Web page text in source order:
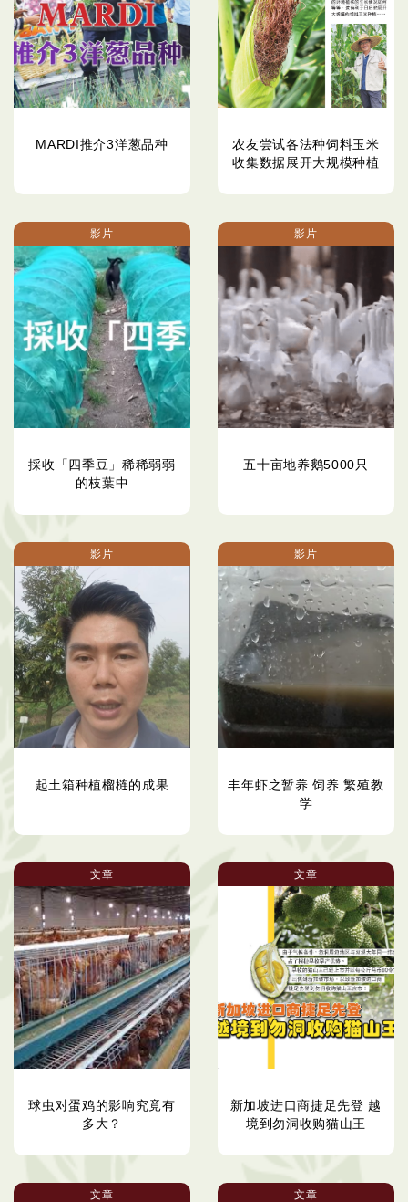
MARDI推介3洋葱品种
农友尝试各法种饲料玉米
收集数据展开大规模种植
影片
採收「四季豆」稀稀弱弱
的枝葉中
影片
五十亩地养鹅5000只
影片
起土箱种植榴梿的成果
影片
丰年虾之暂养.饲养.繁殖教
学
文章
球虫对蛋鸡的影响究竟有
多大？
文章
新加坡进口商捷足先登 越
境到勿洞收购猫山王
文章 文章